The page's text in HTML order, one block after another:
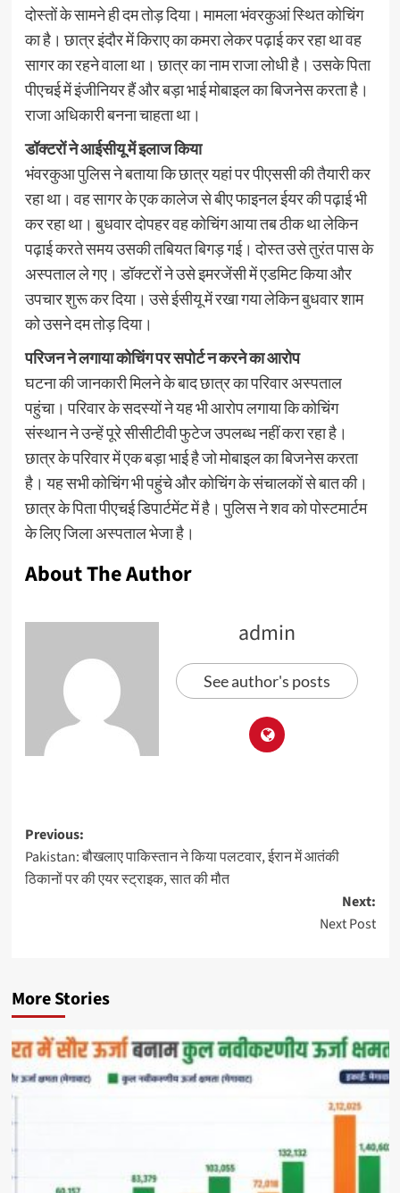
दोस्तों के सामने ही दम तोड़ दिया। मामला भंवरकुआं स्थित कोचिंग
का है। छात्र इंदौर में किराए का कमरा लेकर पढ़ाई कर रहा था वह
सागर का रहने वाला था। छात्र का नाम राजा लोधी है। उसके पिता
पीएचई में इंजीनियर हैं और बड़ा भाई मोबाइल का बिजनेस करता है।
राजा अधिकारी बनना चाहता था।
डॉक्टरों ने आईसीयू में इलाज किया
भंवरकुआ पुलिस ने बताया कि छात्र यहां पर पीएससी की तैयारी कर
रहा था। वह सागर के एक कालेज से बीए फाइनल ईयर की पढ़ाई भी
कर रहा था। बुधवार दोपहर वह कोचिंग आया तब ठीक था लेकिन
पढ़ाई करते समय उसकी तबियत बिगड़ गई। दोस्त उसे तुरंत पास के
अस्पताल ले गए। डॉक्टरों ने उसे इमरजेंसी में एडमिट किया और
उपचार शुरू कर दिया। उसे ईसीयू में रखा गया लेकिन बुधवार शाम
को उसने दम तोड़ दिया।
परिजन ने लगाया कोचिंग पर सपोर्ट न करने का आरोप
घटना की जानकारी मिलने के बाद छात्र का परिवार अस्पताल
पहुंचा। परिवार के सदस्यों ने यह भी आरोप लगाया कि कोचिंग
संस्थान ने उन्हें पूरे सीसीटीवी फुटेज उपलब्ध नहीं करा रहा है।
छात्र के परिवार में एक बड़ा भाई है जो मोबाइल का बिजनेस करता
है। यह सभी कोचिंग भी पहुंचे और कोचिंग के संचालकों से बात की।
छात्र के पिता पीएचई डिपार्टमेंट में है। पुलिस ने शव को पोस्टमार्टम
के लिए जिला अस्पताल भेजा है।
About The Author
admin
See author's posts
Previous:
Pakistan: बौखलाए पाकिस्तान ने किया पलटवार, ईरान में आतंकी
ठिकानों पर की एयर स्ट्राइक, सात की मौत
Next:
Next Post
More Stories